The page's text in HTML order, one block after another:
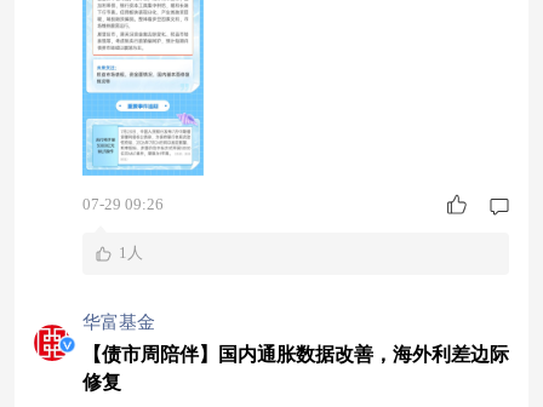
07-29 09:26
1人
华富基金
【债市周陪伴】国内通胀数据改善，海外利差边际
修复